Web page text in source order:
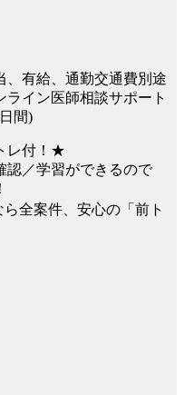
、有給、通勤交通費別途
イン医師相談サポート
間)
レ付！★
認／学習ができるので
全案件、安心の「前ト